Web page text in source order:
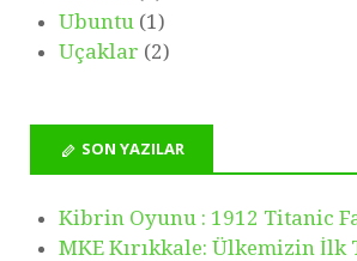
Ubuntu (1)
Uçaklar (2)
SON YAZILAR
Kibrin Oyunu : 1912 Titanic
MKE Kırıkkale: Ülkemizin İlk